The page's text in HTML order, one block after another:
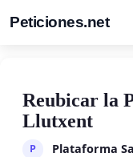
Peticiones.net
Reubicar la
Llutxent
P Plataforma